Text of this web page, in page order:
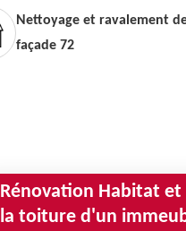
Nettoyage et ravalement
façade 72
Rénovation Habitat
la toiture d'un